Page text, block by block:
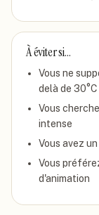
À éviter si…
Vous ne
delà de 30°C
Vous
intense
Vous avez
Vous
d'animation